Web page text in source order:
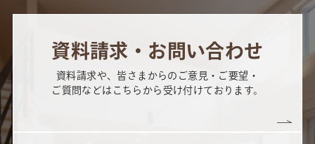
資料請求・お問い合わせ
資料請求や、皆さまからのご意見・ご要望・
ご質問などはこちらから受け付けております。